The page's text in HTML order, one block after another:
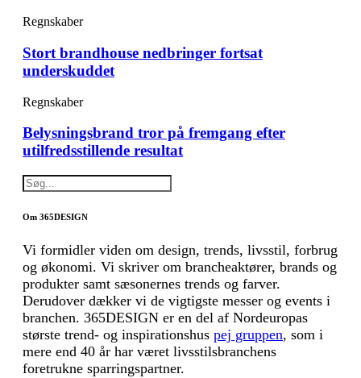
Regnskaber
Stort brandhouse nedbringer fortsat
underskuddet
Regnskaber
Belysningsbrand tror på fremgang efter
utilfredsstillende resultat
Om 365DESIGN
Vi formidler viden om design, trends, livsstil, forbrug
og økonomi. Vi skriver om brancheaktører, brands og
produkter samt sæsonernes trends og farver.
Derudover dækker vi de vigtigste messer og events i
branchen. 365DESIGN er en del af Nordeuropas
største trend- og inspirationshus pej gruppen, som i
mere end 40 år har været livsstilsbranchens
foretrukne sparringspartner.